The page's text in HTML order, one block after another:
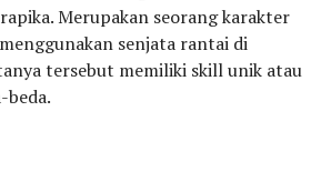
Merupakan seorang karakter
senjata rantai di
tersebut memiliki skill unik atau
beda.